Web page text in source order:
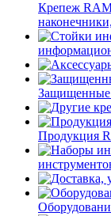
Крепеж
Продукция